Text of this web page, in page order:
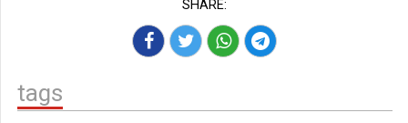
SHARE:
tags